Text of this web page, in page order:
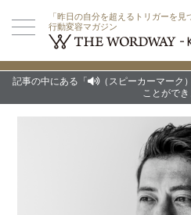
「昨日の自分を超えるトリガーを見
行動変容マガジン
記事の中にある「
（スピーカーマーク
ことがで